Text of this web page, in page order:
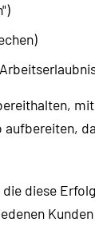
aufbereiten,
diese